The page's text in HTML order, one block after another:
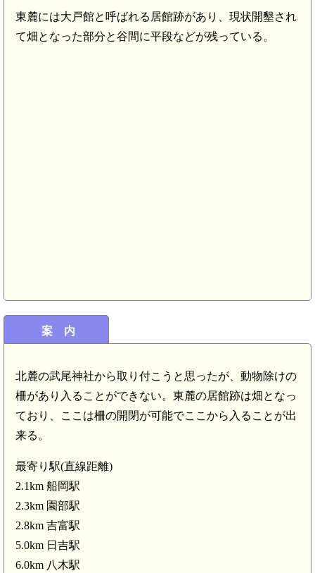
東麓には大戸館と呼ばれる居館跡があり、現状開墾され
て畑となった部分と谷間に平段などが残っている。
案 内
北麓の武尾神社から取り付こうと思ったが、動物除けの
柵があり入ることができない。東麓の居館跡は畑となっ
ており、ここは柵の開閉が可能でここから入ることが出
来る。
最寄り駅(直線距離)
2.1km 船岡駅
2.3km 園部駅
2.8km 吉富駅
5.0km 日吉駅
6.0km 八木駅
日吉駅(5.0km)